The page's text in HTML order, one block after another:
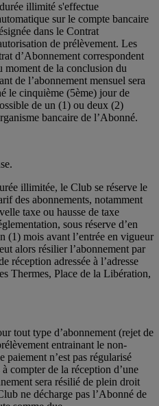
illimité s'effectue
sur le compte bancaire
dans le Contrat
de prélèvement. Les
d’Abonnement correspondent
moment de la conclusion du
de l’abonnement mensuel sera
le cinquième (5ème) jour de
de un (1) ou deux (2)
bancaire de l’Abonné.
illimitée, le Club se réserve le
des abonnements, notamment
taxe ou hausse de taxe
sous réserve d’en
(1) mois avant l’entrée en vigueur
alors résilier l’abonnement par
réception adressée à l’adresse
Thermes, Place de la Libération,
tout type d’abonnement (rejet de
entrainant le non-
paiement n’est pas régularisé
compter de la réception d’une
sera résilié de plein droit
ne décharge pas l’Abonné de